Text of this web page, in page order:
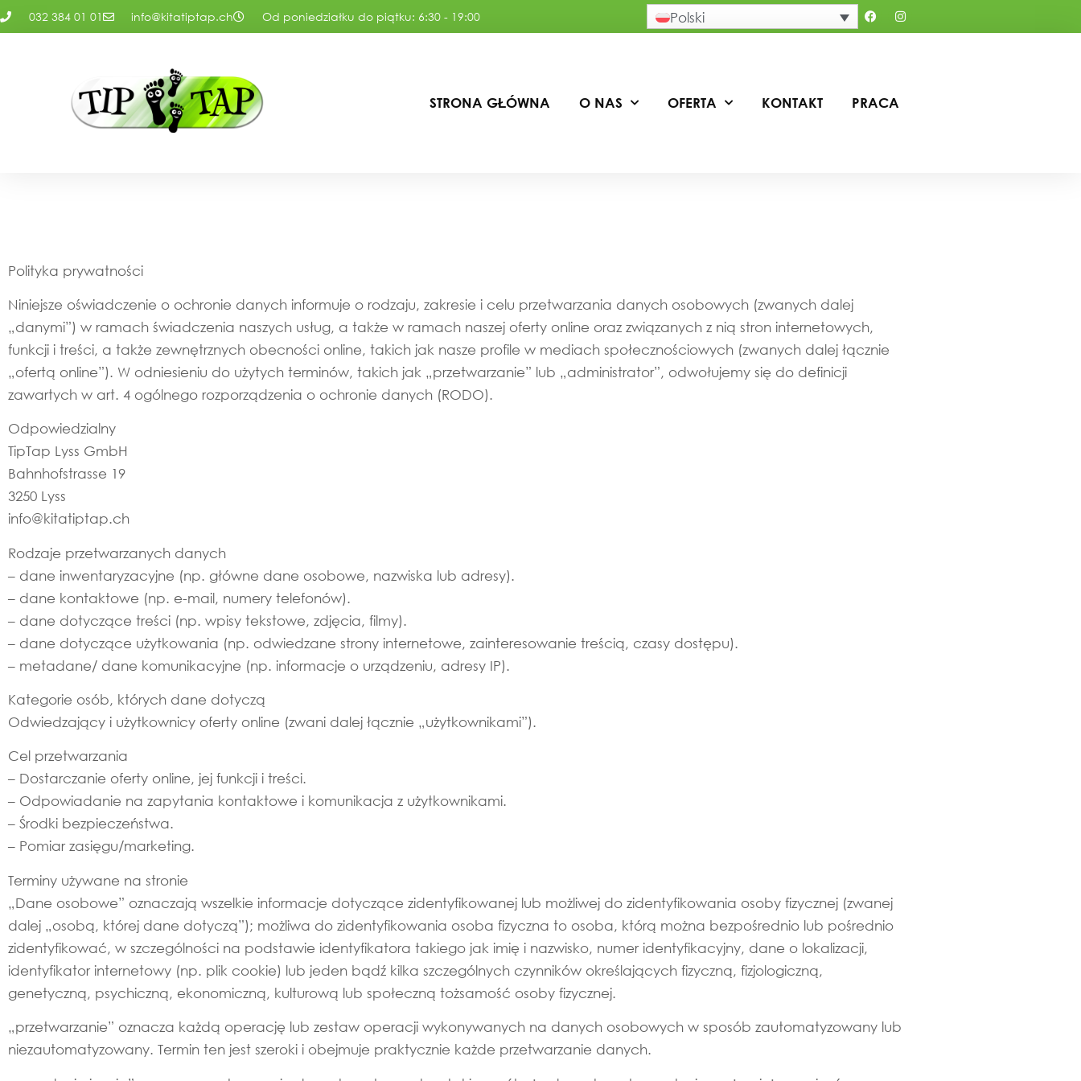
032 384 01 01 info@kitatiptap.ch Od poniedziałku do piątku: 6:30 - 19:00 Polski
STRONA GŁÓWNA O NAS OFERTA KONTAKT PRACA
Polityka prywatności
Niniejsze oświadczenie o ochronie danych informuje o rodzaju, zakresie i celu przetwarzania danych osobowych (zwanych dalej
„danymi”) w ramach świadczenia naszych usług, a także w ramach naszej oferty online oraz związanych z nią stron internetowych,
funkcji i treści, a także zewnętrznych obecności online, takich jak nasze profile w mediach społecznościowych (zwanych dalej łącznie
„ofertą online”). W odniesieniu do użytych terminów, takich jak „przetwarzanie” lub „administrator”, odwołujemy się do definicji
zawartych w art. 4 ogólnego rozporządzenia o ochronie danych (RODO).
Odpowiedzialny
TipTap Lyss GmbH
Bahnhofstrasse 19
3250 Lyss
info@kitatiptap.ch
Rodzaje przetwarzanych danych
– dane inwentaryzacyjne (np. główne dane osobowe, nazwiska lub adresy).
– dane kontaktowe (np. e-mail, numery telefonów).
– dane dotyczące treści (np. wpisy tekstowe, zdjęcia, filmy).
– dane dotyczące użytkowania (np. odwiedzane strony internetowe, zainteresowanie treścią, czasy dostępu).
– metadane/ dane komunikacyjne (np. informacje o urządzeniu, adresy IP).
Kategorie osób, których dane dotyczą
Odwiedzający i użytkownicy oferty online (zwani dalej łącznie „użytkownikami”).
Cel przetwarzania
– Dostarczanie oferty online, jej funkcji i treści.
– Odpowiadanie na zapytania kontaktowe i komunikacja z użytkownikami.
– Środki bezpieczeństwa.
– Pomiar zasięgu/marketing.
Terminy używane na stronie
„Dane osobowe” oznaczają wszelkie informacje dotyczące zidentyfikowanej lub możliwej do zidentyfikowania osoby fizycznej (zwanej
dalej „osobą, której dane dotyczą”); możliwa do zidentyfikowania osoba fizyczna to osoba, którą można bezpośrednio lub pośrednio
zidentyfikować, w szczególności na podstawie identyfikatora takiego jak imię i nazwisko, numer identyfikacyjny, dane o lokalizacji,
identyfikator internetowy (np. plik cookie) lub jeden bądź kilka szczególnych czynników określających fizyczną, fizjologiczną,
genetyczną, psychiczną, ekonomiczną, kulturową lub społeczną tożsamość osoby fizycznej.
„przetwarzanie” oznacza każdą operację lub zestaw operacji wykonywanych na danych osobowych w sposób zautomatyzowany lub
niezautomatyzowany. Termin ten jest szeroki i obejmuje praktycznie każde przetwarzanie danych.